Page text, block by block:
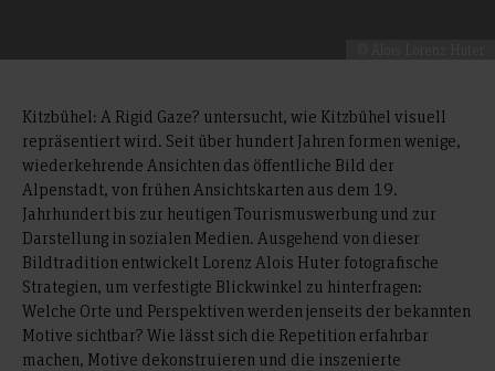
Kitzbühel: A Rigid Gaze? untersucht, wie Kitzbühel visuell
repräsentiert wird. Seit über hundert Jahren formen wenige,
wiederkehrende Ansichten das öffentliche Bild der
Alpenstadt, von frühen Ansichtskarten aus dem 19.
Jahrhundert bis zur heutigen Tourismuswerbung und zur
Darstellung in sozialen Medien. Ausgehend von dieser
Bildtradition entwickelt Lorenz Alois Huter fotografische
Strategien, um verfestigte Blickwinkel zu hinterfragen:
Welche Orte und Perspektiven werden jenseits der bekannten
Motive sichtbar? Wie lässt sich die Repetition erfahrbar
machen, Motive dekonstruieren und die inszenierte